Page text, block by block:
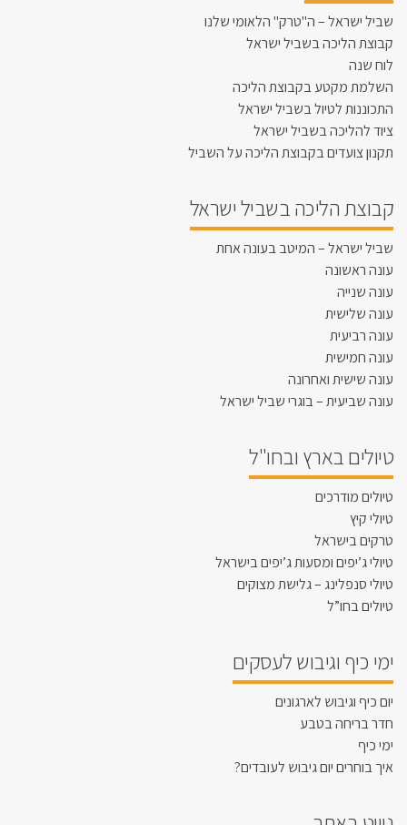
שביל ישראל – ה"טרק" הלאומי שלנו
קבוצת הליכה בשביל ישראל
לוח שנה
השלמת מקטע בקבוצת הליכה
התכוננות לטיול בשביל ישראל
ציוד להליכה בשביל ישראל
תקנון צועדים בקבוצת הליכה על השביל
קבוצת הליכה בשביל ישראל
שביל ישראל – המיטב בעונה אחת
עונה ראשונה
עונה שנייה
עונה שלישית
עונה רביעית
עונה חמישית
עונה שישית ואחרונה
עונה שביעית – בוגרי שביל ישראל
טיולים בארץ ובחו"ל
טיולים מודרכים
טיולי קיץ
טרקים בישראל
טיולי ג’יפים ומסעות ג’יפים בישראל
טיולי סנפלינג – גלישת מצוקים
טיולים בחו”ל
ימי כיף וגיבוש לעסקים
יום כיף וגיבוש לארגונים
חדר בריחה בטבע
ימי כיף
איך בוחרים יום גיבוש לעובדים?